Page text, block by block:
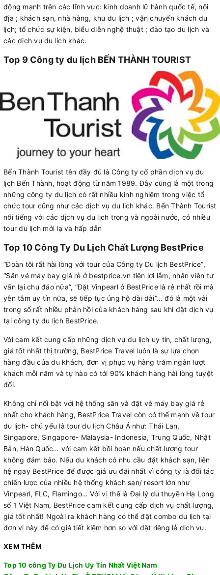
động mạnh trên các lĩnh vực: kinh doanh lữ hành quốc tế, nội
địa ; khách sạn, nhà hàng, khu du lịch ; vận chuyển khách du
lịch; tổ chức sự kiện, biểu diễn nghệ thuật ; đào tạo du lịch và
các dịch vụ du lịch khác.
Top 9 Công ty du lịch BẾN THÀNH TOURIST
Bến Thành Tourist tên đầy đủ là Công ty cổ phần dịch vụ du
lịch Bến Thành, hoạt động từ năm 1989. Đây cũng là một trong
những công ty du lịch có rất nhiều kinh nghiệm trong việc tổ
chức tour cũng như các dịch vụ du lịch khác. Bến Thành Tourist
nổi tiếng với các dịch vụ du lịch trong và ngoài nước, có nhiều
tour du lịch mới lạ và hấp dẫn
Top 10 Công Ty Du Lịch Chất Lượng BestPrice
“Đoàn tôi rất hài lòng với tour của Công ty Du lịch BestPrice”,
“Săn vé máy bay giá rẻ ở bestprice.vn tiện lợi lắm, nhân viên tư
vấn lại chu đáo nữa”, “Đặt Vinpearl ở BestPrice là rẻ nhất rồi mà
yên tâm uy tín nữa, sẽ tiếp tục ủng hộ dài dài”… đó là một vài
trong số rất nhiều phản hồi của khách hàng sau khi đặt dịch vụ
tại công ty du lịch BestPrice.
Với cam kết cung cấp những dịch vụ du lịch uy tín, chất lượng,
giá tốt nhất thị trường, BestPrice Travel luôn là sự lựa chọn
hàng đầu của du khách, đơn vị phục vụ hàng trăm ngàn lượt
khách mỗi năm và tự hào có tới 90% khách hàng hài lòng tuyệt
đối.
Không chỉ nổi bật với hệ thống săn và đặt vé máy bay giá rẻ
nhất cho khách hàng, BestPrice Travel còn có thế mạnh về tour
du lịch- chủ yếu là tour du lịch Châu Á như: Thái Lan,
Singapore, Singapore- Malaysia- Indonesia, Trung Quốc, Nhật
Bản, Hàn Quốc… với cam kết bồi hoàn nếu chất lượng tour
không đảm bảo. Nếu du khách có nhu cầu đặt khách sạn, liên
hệ ngay BestPrice để được giá ưu đãi nhất vì công ty là đối tác
chiến lược của nhiều hệ thống khách sạn/ resort lớn như
Vinpearl, FLC, Flamingo… Với vị thế là Đại lý du thuyền Hạ Long
số 1 Việt Nam, BestPrice cam kết cung cấp dịch vụ chất lượng,
giá tốt nhất! Ngoài ra khách hàng có thể đặt combo du lịch tại
đơn vị này để có giá tiết kiệm hơn so với đặt riêng lẻ dịch vụ.
XEM THÊM
Top 10 công Ty Du Lịch Uy Tín Nhất Việt Nam